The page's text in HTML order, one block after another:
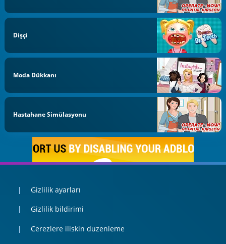
Dişçi
Moda Dükkanı
Hastahane Simülasyonu
Gizlilik ayarları
Gizlilik bildirimi
Cerezlere iliskin duzenleme